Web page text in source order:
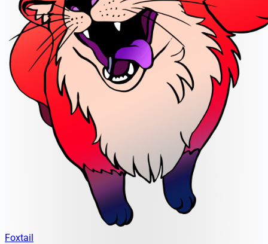
Foxtail